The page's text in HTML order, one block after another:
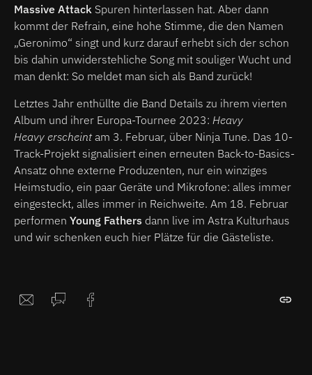
Massive Attack Spuren hinterlassen hat. Aber dann
kommt der Refrain, eine hohe Stimme, die den Namen
„Geronimo“ singt und kurz darauf erhebt sich der schon
bis dahin unwiderstehliche Song mit souliger Wucht und
man denkt: So meldet man sich als Band zurück!
Letztes Jahr enthüllte die Band Details zu ihrem vierten
Album und ihrer Europa-Tournee 2023: Heavy
Heavy erscheint am 3. Februar, über Ninja Tune. Das 10-
Track-Projekt signalisiert einen erneuten Back-to-Basics-
Ansatz ohne externe Produzenten, nur ein winziges
Heimstudio, ein paar Geräte und Mikrofone: alles immer
eingesteckt, alles immer in Reichweite. Am 18. Februar
performen Young Fathers dann live im Astra Kulturhaus
und wir schenken euch hier Plätze für die Gästeliste.